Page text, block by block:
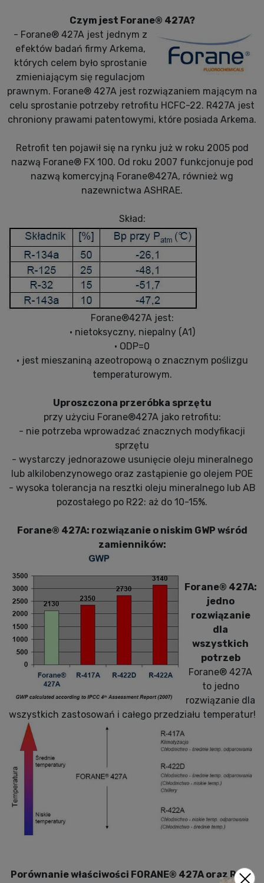
Czym jest Forane® 427A?
- Forane® 427A jest jednym z
efektów badań firmy Arkema,
których celem było sprostanie
zmieniającym się regulacjom
prawnym. Forane® 427A jest rozwiązaniem mającym na
celu sprostanie potrzeby retrofitu HCFC-22. R427A jest
chroniony prawami patentowymi, które posiada Arkema.
Retrofit ten pojawił się na rynku już w roku 2005 pod
nazwą Forane® FX 100. Od roku 2007 funkcjonuje pod
nazwą komercyjną Forane®427A, również wg
nazewnictwa ASHRAE.
Skład:
Forane®427A jest:
• nietoksyczny, niepalny (A1)
• ODP=0
• jest mieszaniną azeotropową o znacznym poślizgu
temperaturowym.
Uproszczona przeróbka sprzętu
przy użyciu Forane®427A jako retrofitu:
- nie potrzeba wprowadzać znacznych modyfikacji
sprzętu
- wystarczy jednorazowe usunięcie oleju mineralnego
lub alkilobenzynowego oraz zastąpienie go olejem POE
- wysoka tolerancja na resztki oleju mineralnego lub AB
pozostałego po R22: aż do 10-15%.
Forane® 427A: rozwiązanie o niskim GWP wśród
zamienników:
Forane® 427A:
jedno
rozwiązanie
dla
wszystkich
potrzeb
Forane® 427A
to jedno
rozwiązanie dla
wszystkich zastosowań i całego przedziału temperatur!
Porównanie właściwości FORANE® 427A oraz R-22